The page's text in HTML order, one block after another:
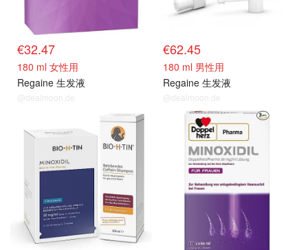
€32.47
180 ml 女性用
Regaine 生发液
@dealmoon.de
€62.45
180 ml 男性用
Regaine 生发液
@dealmoon.de